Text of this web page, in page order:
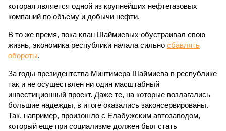
которая является одной из крупнейших нефтегазовых
компаний по объему и добычи нефти.
В то же время, пока клан Шаймиевых обустраивал свою
жизнь, экономика республики начала сильно сбавлять
обороты.
За годы президентства Минтимера Шаймиева в республике
так и не осуществлен ни один масштабный
инвестиционный проект. Даже те, на которые возлагались
большие надежды, в итоге оказались законсервированы.
Так, например, произошло с Елабужским автозаводом,
который еще при социализме должен был стать